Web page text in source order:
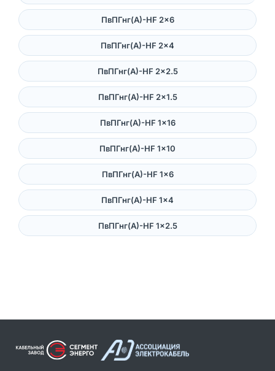
ПвПГнг(А)-HF 2×6
ПвПГнг(А)-HF 2×4
ПвПГнг(А)-HF 2×2.5
ПвПГнг(А)-HF 2×1.5
ПвПГнг(А)-HF 1×16
ПвПГнг(А)-HF 1×10
ПвПГнг(А)-HF 1×6
ПвПГнг(А)-HF 1×4
ПвПГнг(А)-HF 1×2.5